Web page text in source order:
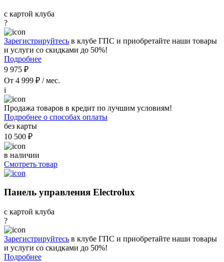
с картой клуба
?
Зарегистрируйтесь в клубе ГПС и приобретайте наши товары
и услуги со скидками до 50%!
Подробнее
9 975 ₽
От 4 999 ₽ / мес.
i
Продажа товаров в кредит по лучшим условиям!
Подробнее о способах оплаты
без карты
10 500 ₽
в наличии
Смотреть товар
Панель управления Electrolux
с картой клуба
?
Зарегистрируйтесь в клубе ГПС и приобретайте наши товары
и услуги со скидками до 50%!
Подробнее